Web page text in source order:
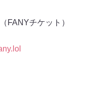
FANYチケット）